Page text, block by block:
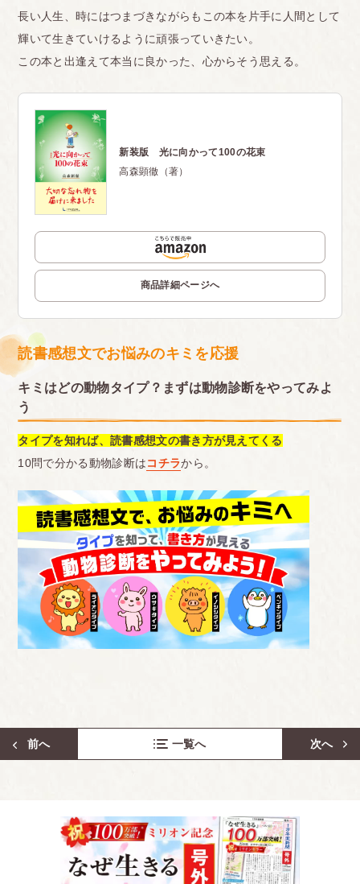
長い人生、時にはつまづきながらもこの本を片手に人間として
輝いて生きていけるように頑張っていきたい。
この本と出逢えて本当に良かった、心からそう思える。
新装版 光に向かって100の花束
高森顕徹（著）
商品詳細ページへ
読書感想文でお悩みのキミを応援
キミはどの動物タイプ？まずは動物診断をやってみよ
う
タイプを知れば、読書感想文の書き方が見えてくる
10問で分かる動物診断はコチラから。
前へ 一覧へ 次へ